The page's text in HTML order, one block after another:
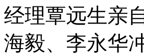
经理覃远生亲
海毅、李永华